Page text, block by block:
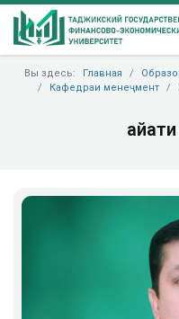
Вы здесь: Главная
Кафедраи менеҷмент